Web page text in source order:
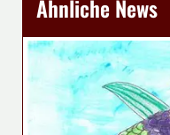
Ähnliche News